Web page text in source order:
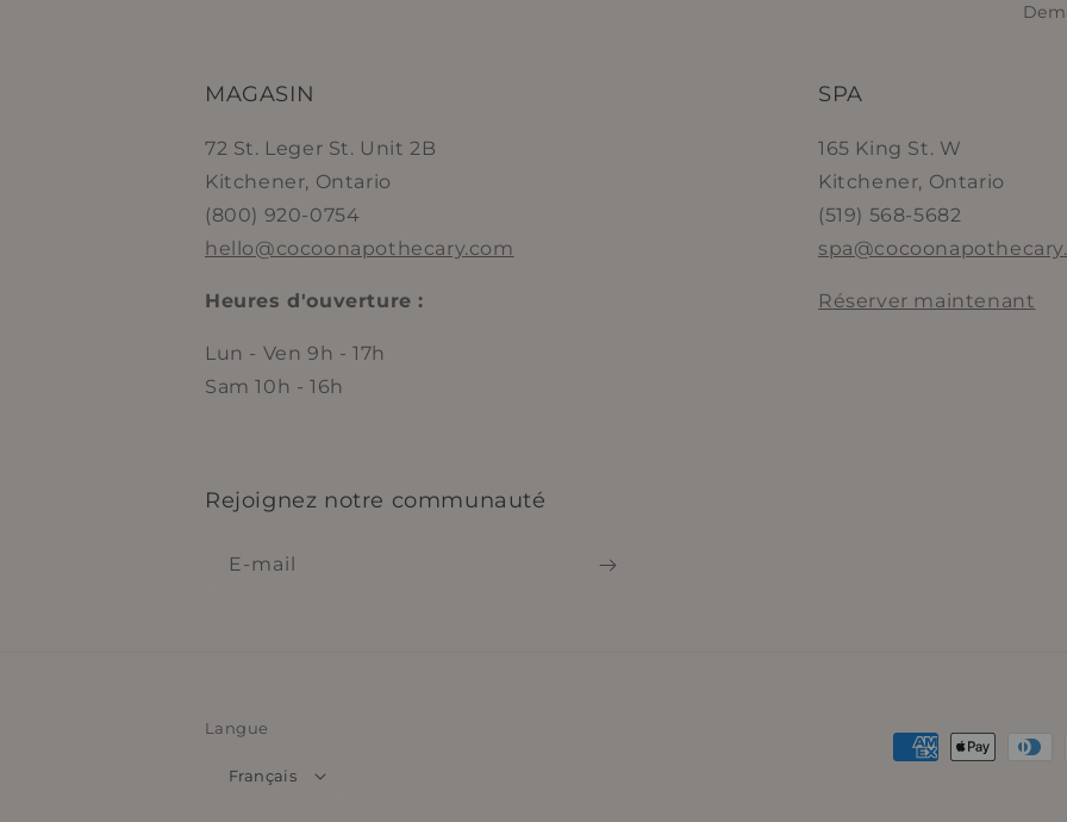
MAGASIN
72 St. Leger St. Unit 2B
Kitchener, Ontario
(800) 920-0754
hello@cocoonapothecary.com
Heures d'ouverture :
Lun - Ven 9h - 17h
Sam 10h - 16h
SPA
165 King St. W
Kitchener, Ontario
(519) 568-5682
Réserver maintenant
Rejoignez notre communauté
E-mail
Langue
Français
Moyens